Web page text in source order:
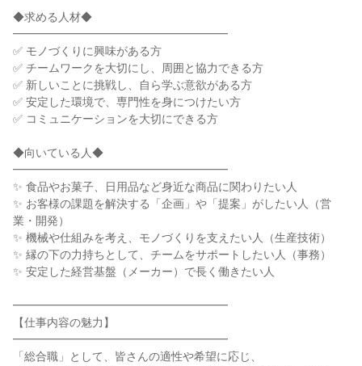
◆求める人材◆
━━━━━━━━━━━━━━━━━━━
✅ モノづくりに興味がある方
✅ チームワークを大切にし、周囲と協力できる方
✅ 新しいことに挑戦し、自ら学ぶ意欲がある方
✅ 安定した環境で、専門性を身につけたい方
✅ コミュニケーションを大切にできる方
◆向いている人◆
━━━━━━━━━━━━━━━━━━━
✨ 食品やお菓子、日用品など身近な商品に関わりたい人
✨ お客様の課題を解決する「企画」や「提案」がしたい人（営
業・開発）
✨ 機械や仕組みを考え、モノづくりを支えたい人（生産技術）
✨ 縁の下の力持ちとして、チームをサポートしたい人（事務）
✨ 安定した経営基盤（メーカー）で長く働きたい人
━━━━━━━━━━━━━━━━━━━
【仕事内容の魅力】
━━━━━━━━━━━━━━━━━━━
「総合職」として、皆さんの適性や希望に応じ、